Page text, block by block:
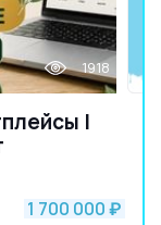
|
1918
1 700 000 ₽